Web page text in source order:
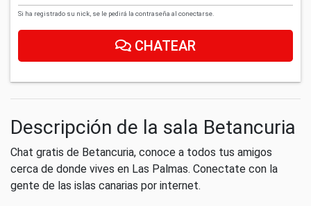
Si ha registrado su nick, se le pedirá la contraseña al conectarse.
CHATEAR
Descripción de la sala Betancuria
Chat gratis de Betancuria, conoce a todos tus amigos
cerca de donde vives en Las Palmas. Conectate con la
gente de las islas canarias por internet.